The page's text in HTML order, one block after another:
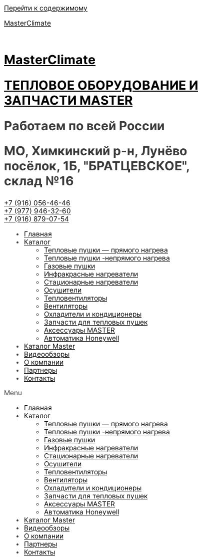
Перейти к содержимому
MasterClimate
MasterClimate
ТЕПЛОВОЕ ОБОРУДОВАНИЕ И
ЗАПЧАСТИ MASTER
Работаем по всей России
МО, Химкинский р-н, Лунёво
посёлок, 1Б, "БРАТЦЕВСКОЕ",
склад №16
+7 (916) 056-46-46
+7 (977) 946-32-60
+7 (916) 879-07-54
Главная
Каталог
Тепловые пушки — прямого нагрева
Тепловые пушки -непрямого нагрева
Газовые пушки
Инфракрасные нагреватели
Стационарные нагреватели
Осушители
Тепловентиляторы
Вентиляторы
Охладители и кондиционеры
Запчасти для тепловых пушек
Аксессуары MASTER
Автоматика Honeywell
Каталог Master
Видеообзоры
О компании
Партнеры
Контакты
Menu
Главная
Каталог
Тепловые пушки — прямого нагрева
Тепловые пушки -непрямого нагрева
Газовые пушки
Инфракрасные нагреватели
Стационарные нагреватели
Осушители
Тепловентиляторы
Вентиляторы
Охладители и кондиционеры
Запчасти для тепловых пушек
Аксессуары MASTER
Автоматика Honeywell
Каталог Master
Видеообзоры
О компании
Партнеры
Контакты